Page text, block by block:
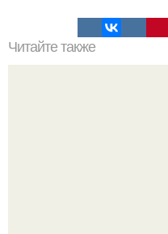
Читайте также